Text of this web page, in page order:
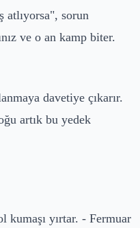
sorun
ve o an kamp biter.
davetiye çıkarır.
artık bu yedek
kumaşı yırtar. - Fermuar